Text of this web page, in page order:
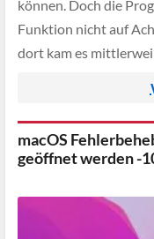
können. Doch die
Funktion nicht auf
dort kam es
macOS
geöffnet werden -